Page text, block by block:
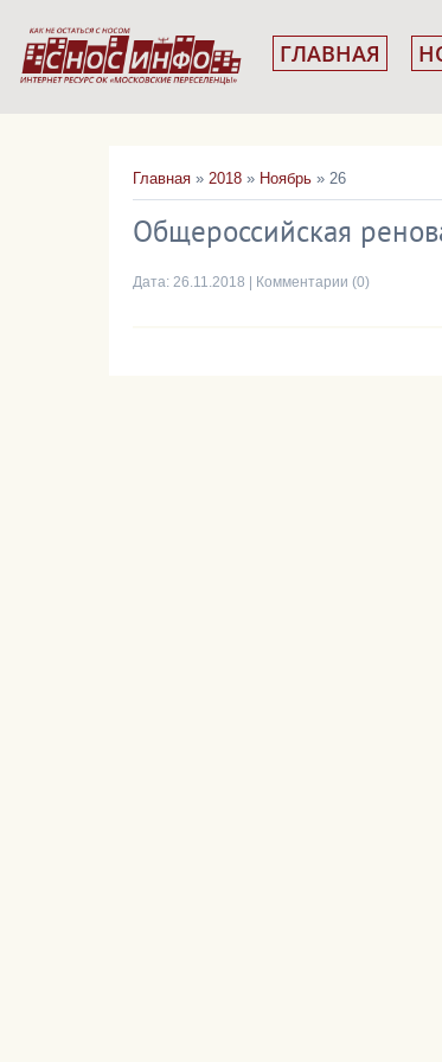
ГЛАВНАЯ
Главная » 2018 » Ноябрь » 26
Общероссийская
Дата: 26.11.2018 Комментарии (0)